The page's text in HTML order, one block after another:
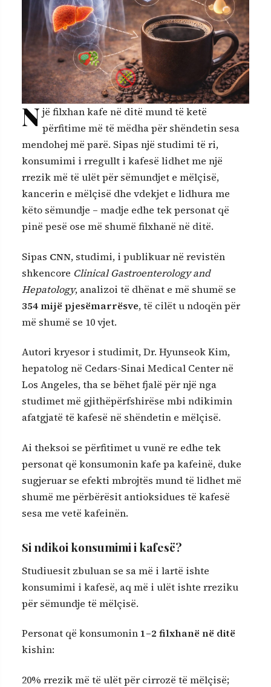
N jë filxhan kafe në ditë mund të ketë
përfitime më të mëdha për shëndetin sesa
mendohej më parë. Sipas një studimi të ri,
konsumimi i rregullt i kafesë lidhet me një
rrezik më të ulët për sëmundjet e mëlçisë,
kancerin e mëlçisë dhe vdekjet e lidhura me
këto sëmundje – madje edhe tek personat që
pinë pesë ose më shumë filxhanë në ditë.
Sipas CNN, studimi, i publikuar në revistën
shkencore Clinical Gastroenterology and
Hepatology, analizoi të dhënat e më shumë se
354 mijë pjesëmarrësve, të cilët u ndoqën për
më shumë se 10 vjet.
Autori kryesor i studimit, Dr. Hyunseok Kim,
hepatolog në Cedars-Sinai Medical Center në
Los Angeles, tha se bëhet fjalë për një nga
studimet më gjithëpërfshirëse mbi ndikimin
afatgjatë të kafesë në shëndetin e mëlçisë.
Ai theksoi se përfitimet u vunë re edhe tek
personat që konsumonin kafe pa kafeinë, duke
sugjeruar se efekti mbrojtës mund të lidhet më
shumë me përbërësit antioksidues të kafesë
sesa me vetë kafeinën.
Si ndikoi konsumimi i kafesë?
Studiuesit zbuluan se sa më i lartë ishte
konsumimi i kafesë, aq më i ulët ishte rreziku
për sëmundje të mëlçisë.
Personat që konsumonin 1–2 filxhanë në ditë
kishin:
20% rrezik më të ulët për cirrozë të mëlçisë;